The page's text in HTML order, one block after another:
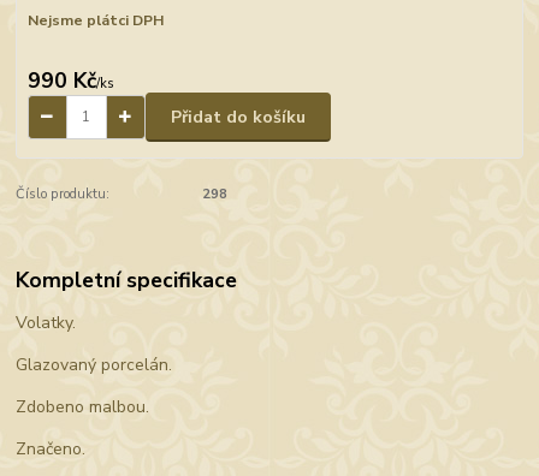
Nejsme plátci DPH
990 Kč/ks
Přidat do košíku
Číslo produktu: 298
Kompletní specifikace
Volatky.
Glazovaný porcelán.
Zdobeno malbou.
Značeno.